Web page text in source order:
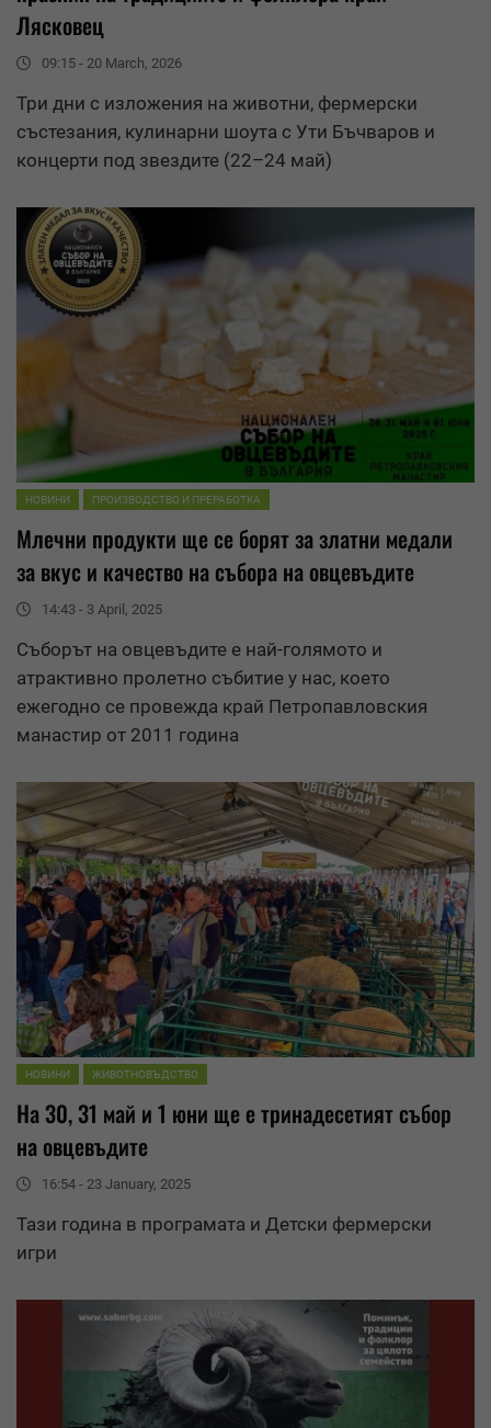
Лясковец
09:15 - 20 March, 2026
Три дни с изложения на животни, фермерски
състезания, кулинарни шоута с Ути Бъчваров и
концерти под звездите (22–24 май)
НОВИНИ ПРОИЗВОДСТВО И ПРЕРАБОТКА
Млечни продукти ще се борят за златни медали
за вкус и качество на събора на овцевъдите
14:43 - 3 April, 2025
Съборът на овцевъдите е най-голямото и
атрактивно пролетно събитие у нас, което
ежегодно се провежда край Петропавловския
манастир от 2011 година
НОВИНИ ЖИВОТНОВЪДСТВО
На 30, 31 май и 1 юни ще е тринадесетият събор
на овцевъдите
16:54 - 23 January, 2025
Тази година в програмата и Детски фермерски
игри